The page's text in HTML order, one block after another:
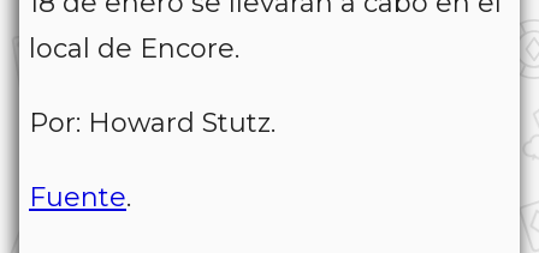
local de Encore.
Por: Howard Stutz.
Fuente.